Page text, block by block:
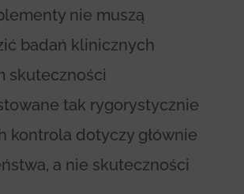
nie muszą
badań klinicznych
skuteczności
tak rygorystycznie
kontrola dotyczy głównie
a nie skuteczności